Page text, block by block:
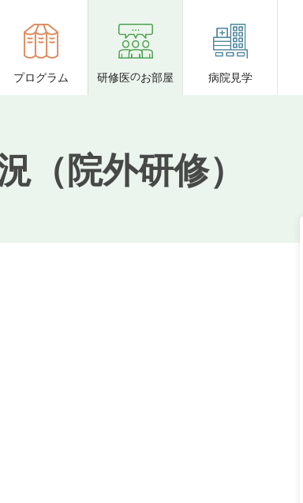
プログラム 研修医のお部屋 病院見学
（院外研修）